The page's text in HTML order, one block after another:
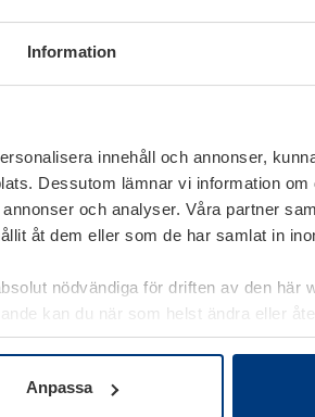
Information
innehåll och annonser,
Dessutom lämnar vi information om
och analyser. Våra partner
åt dem eller som de har samlat in
nödvändiga för driften av den här
kan du när som helst ändra eller
Anpassa